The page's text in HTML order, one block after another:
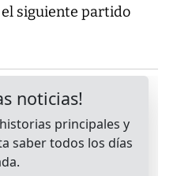
siguiente partido